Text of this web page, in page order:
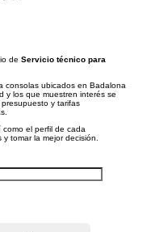
de Servicio técnico para
consolas ubicados en Badalona
y los que muestren interés se
y tarifas
el perfil de cada
tomar la mejor decisión.